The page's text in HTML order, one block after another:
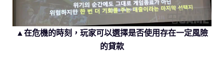
▲在危機的時刻，玩家可以選擇是否使用存在一定風險
的貸款